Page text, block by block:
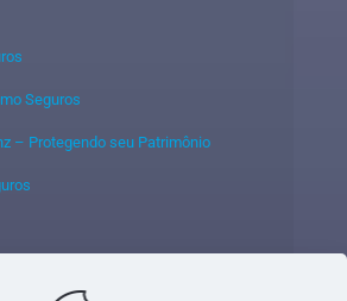
Seguros
– Protegendo seu Patrimônio